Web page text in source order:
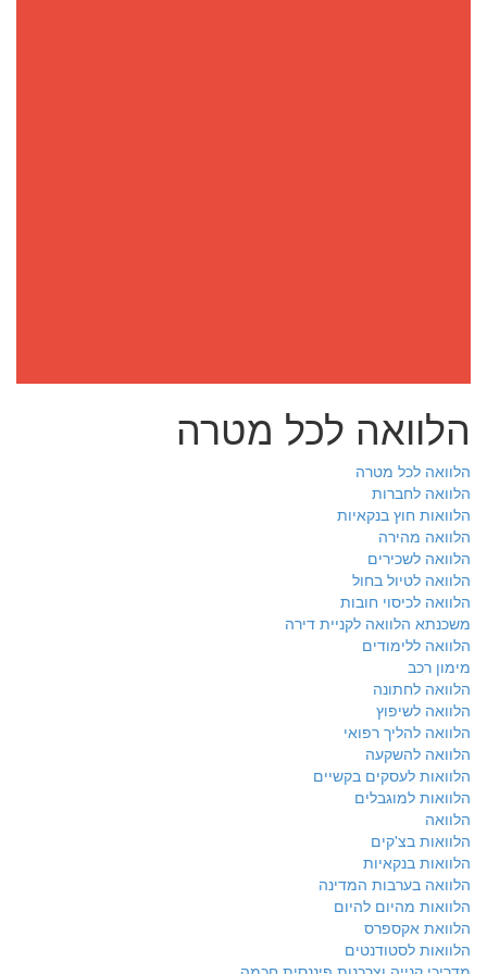
הלוואה לכל מטרה
הלוואה לכל מטרה
הלוואה לחברות
הלוואות חוץ בנקאיות
הלוואה מהירה
הלוואה לשכירים
הלוואה לטיול בחול
הלוואה לכיסוי חובות
משכנתא הלוואה לקניית דירה
הלוואה ללימודים
מימון רכב
הלוואה לחתונה
הלוואה לשיפוץ
הלוואה להליך רפואי
הלוואה להשקעה
הלוואות לעסקים בקשיים
הלוואות למוגבלים
הלוואה
הלוואות בצ'קים
הלוואות בנקאיות
הלוואה בערבות המדינה
הלוואות מהיום להיום
הלוואת אקספרס
הלוואות לסטודנטים